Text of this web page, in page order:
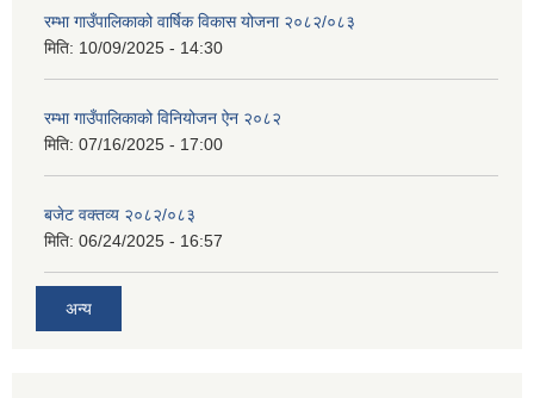
रम्भा गाउँपालिकाको वार्षिक विकास योजना २०८२/०८३
मिति: 10/09/2025 - 14:30
रम्भा गाउँपालिकाको विनियोजन ऐन २०८२
मिति: 07/16/2025 - 17:00
बजेट वक्तव्य २०८२/०८३
मिति: 06/24/2025 - 16:57
अन्य